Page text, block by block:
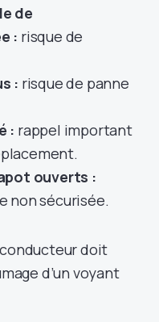
de
: risque de
: risque de panne
: rappel important
ouverts :
non sécurisée.
doit
d’un voyant